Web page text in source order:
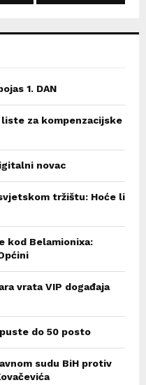
1. DAN
za kompenzacijske
novac
tržištu: Hoće li
kod Belamionixa:
vrata VIP događaja
do 50 posto
sudu BiH protiv